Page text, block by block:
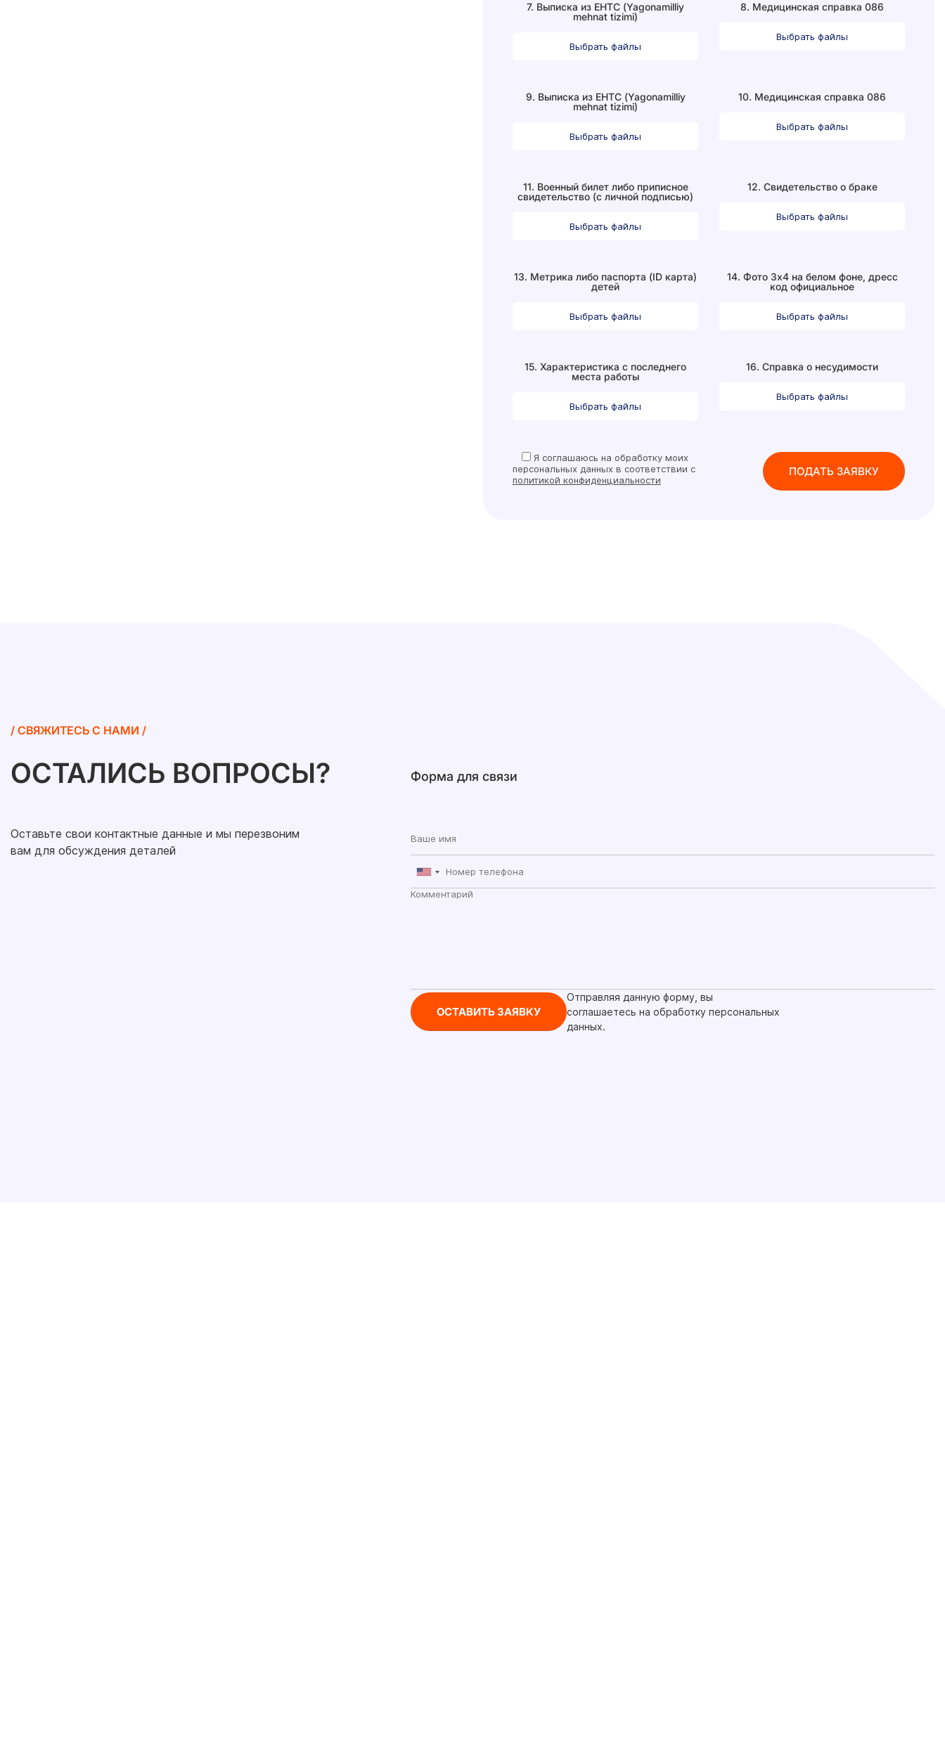
7. Выписка из ЕНТС (Yagonamilliy
mehnat tizimi)
Выбрать файлы
8. Медицинская справка 086
Выбрать файлы
9. Выписка из ЕНТС (Yagonamilliy
mehnat tizimi)
Выбрать файлы
10. Медицинская справка 086
Выбрать файлы
11. Военный билет либо приписное
свидетельство (с личной подписью)
Выбрать файлы
12. Свидетельство о браке
Выбрать файлы
13. Метрика либо паспорта (ID карта)
детей
Выбрать файлы
14. Фото 3х4 на белом фоне, дресс
код официальное
Выбрать файлы
15. Характеристика с последнего
места работы
Выбрать файлы
16. Справка о несудимости
Выбрать файлы
Я соглашаюсь на обработку моих
персональных данных в соответствии с
политикой конфиденциальности
/ СВЯЖИТЕСЬ С НАМИ /
ОСТАЛИСЬ ВОПРОСЫ?
Оставьте свои контактные данные и мы перезвоним
вам для обсуждения деталей
Форма для связи
Отправляя данную форму, вы
соглашаетесь на обработку персональных
данных.